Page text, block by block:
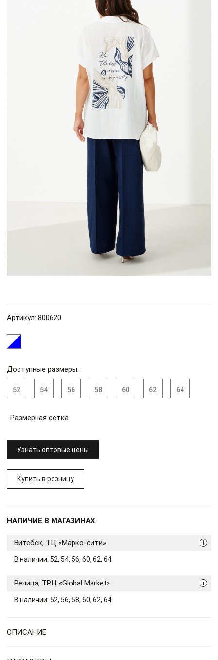
Артикул: 800620
Доступные размеры:
52 54 56 58 60 62 64
Размерная сетка
Узнать оптовые цены
Купить в розницу
НАЛИЧИЕ В МАГАЗИНАХ
i
Витебск, ТЦ «Марко-сити»
В наличии: 52, 54, 56, 60, 62, 64
i
Речица, ТРЦ «Global Market»
В наличии: 52, 56, 58, 60, 62, 64
ОПИСАНИЕ